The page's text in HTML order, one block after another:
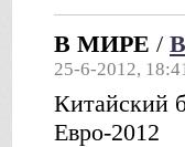
В МИРЕ /
25-6-2012,
Китайский
Евро-2012